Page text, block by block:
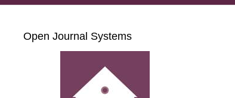
Open Journal Systems